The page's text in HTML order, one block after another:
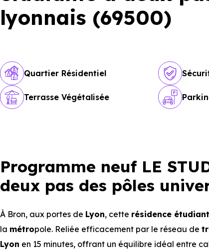
lyonnais (69500)
Quartier Résidentiel
Terrasse Végétalisée
Programme neuf LE
deux pas des pôles
À Bron, aux portes de Lyon, cette résidence
la métropole. Reliée efficacement par le réseau de
Lyon en 15 minutes, offrant un équilibre idéal entre